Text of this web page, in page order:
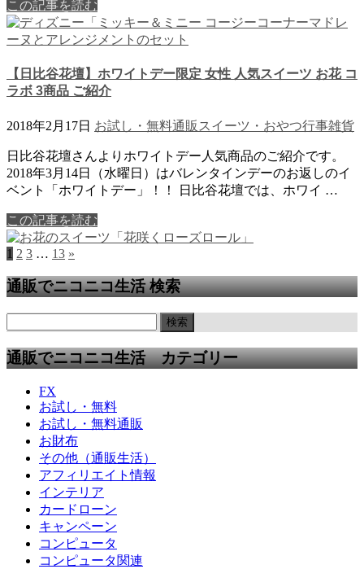
この記事を読む
【日比谷花壇】ホワイトデー限定 女性 人気スイーツ お花 コ
ラボ 3商品 ご紹介
2018年2月17日 お試し・無料通販 スイーツ・おやつ行事雑貨
日比谷花壇さんよりホワイトデー人気商品のご紹介です。
2018年3月14日（水曜日）はバレンタインデーのお返しのイ
ベント「ホワイトデー」！！ 日比谷花壇では、ホワイ …
この記事を読む
1 2 3 … 13 »
通販でニコニコ生活 検索
通販でニコニコ生活 カテゴリー
FX
お試し・無料
お試し・無料通販
お財布
その他（通販生活）
アフィリエイト情報
インテリア
カードローン
キャンペーン
コンピュータ
コンピュータ関連